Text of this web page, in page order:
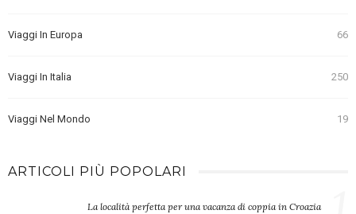
Viaggi In Europa 66
Viaggi In Italia 250
Viaggi Nel Mondo 19
ARTICOLI PIÙ POPOLARI
La località perfetta per una vacanza di coppia in Croazia